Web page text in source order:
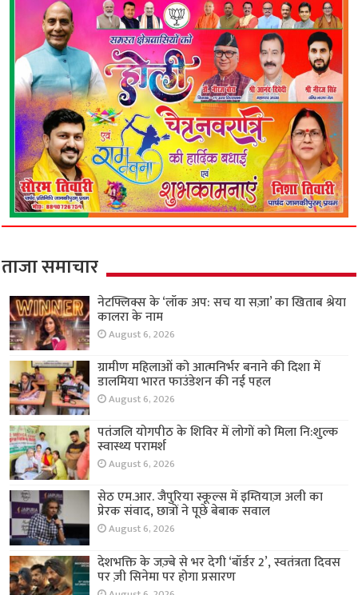
ताजा समाचार
नेटफ्लिक्स के ‘लॉक अप: सच या सज़ा’ का खिताब श्रेया
कालरा के नाम
August 6, 2026
ग्रामीण महिलाओं को आत्मनिर्भर बनाने की दिशा में
डालमिया भारत फाउंडेशन की नई पहल
August 6, 2026
पतंजलि योगपीठ के शिविर में लोगों को मिला नि:शुल्क
स्वास्थ्य परामर्श
August 6, 2026
सेठ एम.आर. जैपुरिया स्कूल्स में इम्तियाज़ अली का
प्रेरक संवाद, छात्रों ने पूछे बेबाक सवाल
August 6, 2026
देशभक्ति के जज़्बे से भर देगी ‘बॉर्डर 2’, स्वतंत्रता दिवस
पर ज़ी सिनेमा पर होगा प्रसारण